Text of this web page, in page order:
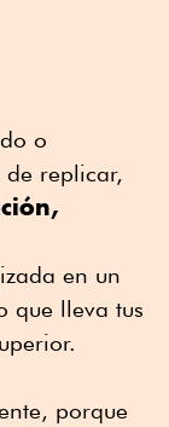
o
replicar,
en un
que lleva tus
porque